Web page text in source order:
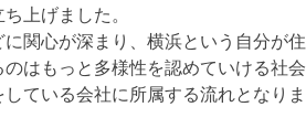
上げました。
関心が深まり、横浜という自分が住
はもっと多様性を認めていける社会
ている会社に所属する流れとなりま